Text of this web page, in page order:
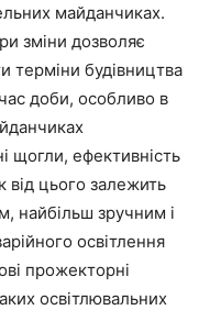
майданчиках.
зміни дозволяє
терміни будівництва
доби, особливо в
щогли, ефективність
від цього залежить
найбільш зручним і
освітлення
прожекторні
освітлювальних